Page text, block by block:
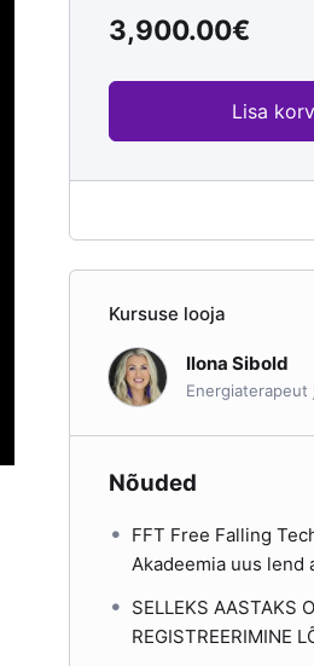
3,900.00€
Lisa
Kursuse looja
Ilona Sibold
Energiaterapeut
Nõuded
FFT Free Falling
Akadeemia uus lend
SELLEKS AASTAKS
REGISTREERIMINE